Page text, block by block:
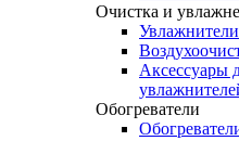
Очистка и
Увлажнители
Аксессуары
Обогреватели